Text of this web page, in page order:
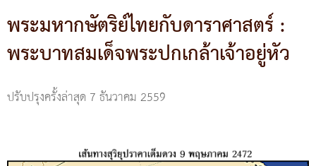
พระมหากษัตริย์ไทยกับดาราศาสตร์ :
พระบาทสมเด็จพระปกเกล้าเจ้าอยู่หัว
ปรับปรุงครั้งล่าสุด 7 ธันวาคม 2559